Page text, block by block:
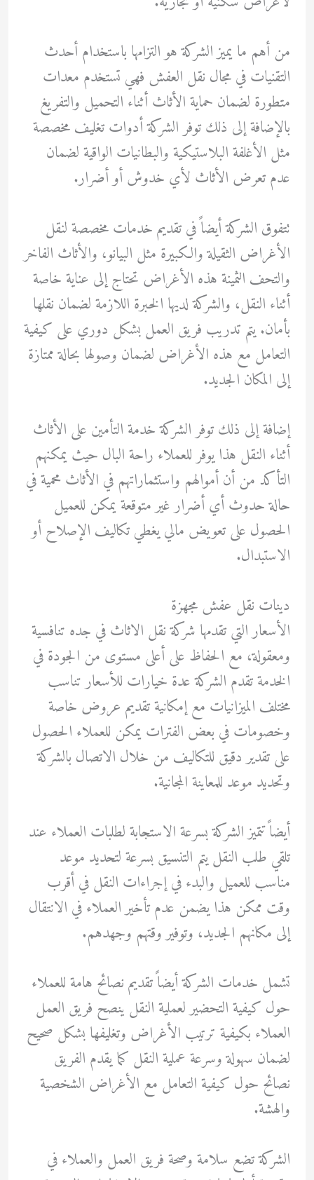
من أهم ما يميز الشركة هو التزامها باستخدام أحدث
التقنيات في مجال نقل العفش فهي تستخدم معدات
متطورة لضمان حماية الأثاث أثناء التحميل والتفريغ
بالإضافة إلى ذلك توفر الشركة أدوات تغليف مخصصة
مثل الأغلفة البلاستيكية والبطانيات الواقية لضمان
عدم تعرض الأثاث لأي خدوش أو أضرار.
تتفوق الشركة أيضاً في تقديم خدمات مخصصة لنقل
الأغراض الثقيلة والكبيرة مثل البيانو، والأثاث الفاخر
والتحف الثمينة هذه الأغراض تحتاج إلى عناية خاصة
أثناء النقل، والشركة لديها الخبرة اللازمة لضمان نقلها
بأمان. يتم تدريب فريق العمل بشكل دوري على كيفية
التعامل مع هذه الأغراض لضمان وصولها بحالة ممتازة
إلى المكان الجديد.
إضافة إلى ذلك توفر الشركة خدمة التأمين على الأثاث
أثناء النقل هذا يوفر للعملاء راحة البال حيث يمكنهم
التأكد من أن أموالهم واستثماراتهم في الأثاث محمية في
حالة حدوث أي أضرار غير متوقعة يمكن للعميل
الحصول على تعويض مالي يغطي تكاليف الإصلاح أو
الاستبدال.
دينات نقل عفش مجهزة
الأسعار التي تقدمها شركة نقل الاثاث في جده تنافسية
ومعقولة، مع الحفاظ على أعلى مستوى من الجودة في
الخدمة تقدم الشركة عدة خيارات للأسعار تناسب
مختلف الميزانيات مع إمكانية تقديم عروض خاصة
وخصومات في بعض الفترات يمكن للعملاء الحصول
على تقدير دقيق للتكاليف من خلال الاتصال بالشركة
وتحديد موعد للمعاينة المجانية.
أيضاً تتميز الشركة بسرعة الاستجابة لطلبات العملاء عند
تلقي طلب النقل يتم التنسيق بسرعة لتحديد موعد
مناسب للعميل والبدء في إجراءات النقل في أقرب
وقت ممكن هذا يضمن عدم تأخير العملاء في الانتقال
إلى مكانهم الجديد، وتوفير وقتهم وجهدهم.
تشمل خدمات الشركة أيضاً تقديم نصائح هامة للعملاء
حول كيفية التحضير لعملية النقل ينصح فريق العمل
العملاء بكيفية ترتيب الأغراض وتغليفها بشكل صحيح
لضمان سهولة وسرعة عملية النقل كما يقدم الفريق
نصائح حول كيفية التعامل مع الأغراض الشخصية
والهشة.
الشركة تضع سلامة وصحة فريق العمل والعملاء في